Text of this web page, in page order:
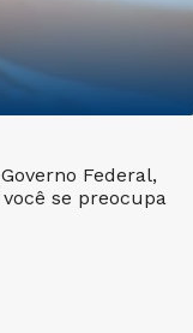
Federal,
se preocupa